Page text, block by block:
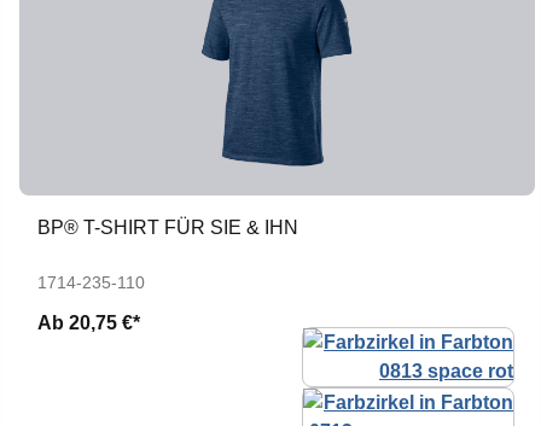
BP® T-SHIRT FÜR SIE & IHN
1714-235-110
Ab 20,75 €*